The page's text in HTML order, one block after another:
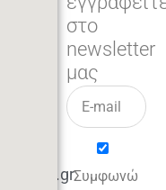
στο
newsletter
μας
Συμφωνώ